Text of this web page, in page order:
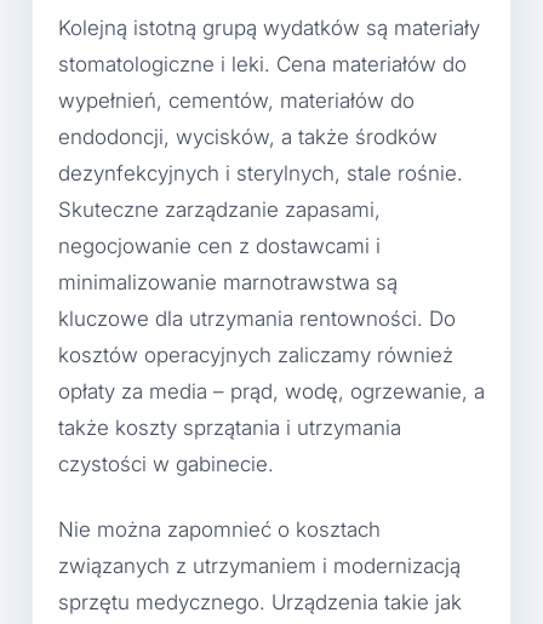
Kolejną istotną grupą wydatków są materiały
stomatologiczne i leki. Cena materiałów do
wypełnień, cementów, materiałów do
endodoncji, wycisków, a także środków
dezynfekcyjnych i sterylnych, stale rośnie.
Skuteczne zarządzanie zapasami,
negocjowanie cen z dostawcami i
minimalizowanie marnotrawstwa są
kluczowe dla utrzymania rentowności. Do
kosztów operacyjnych zaliczamy również
opłaty za media – prąd, wodę, ogrzewanie, a
także koszty sprzątania i utrzymania
czystości w gabinecie.
Nie można zapomnieć o kosztach
związanych z utrzymaniem i modernizacją
sprzętu medycznego. Urządzenia takie jak